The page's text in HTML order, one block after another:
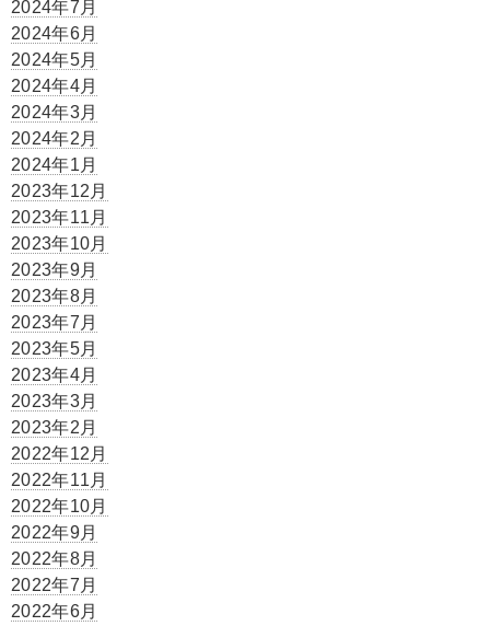
2024年7月
2024年6月
2024年5月
2024年4月
2024年3月
2024年2月
2024年1月
2023年12月
2023年11月
2023年10月
2023年9月
2023年8月
2023年7月
2023年5月
2023年4月
2023年3月
2023年2月
2022年12月
2022年11月
2022年10月
2022年9月
2022年8月
2022年7月
2022年6月